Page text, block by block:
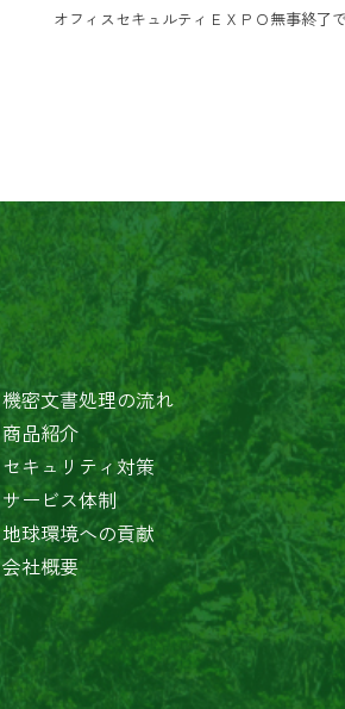
オフィスセキュルティＥＸＰＯ無事終了
機密文書処理の流れ
商品紹介
セキュリティ対策
サービス体制
地球環境への貢献
会社概要